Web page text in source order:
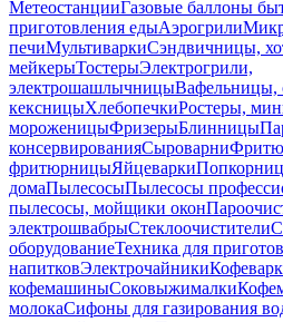
МетеостанцииГазовые баллоны
приготовления едыАэрогрили
печиМультиваркиСэндвичницы,
мейкерыТостерыЭлектрогрили,
электрошашлычницыВафельницы,
кексницыХлебопечкиРостеры,
мороженицыФризерыБлинницы
консервированияСыроварни
фритюрницыЯйцеварки
домаПылесосыПылесосы
пылесосы, мойщики окон
электрошвабрыСтеклоочистители
оборудованиеТехника для
напитковЭлектрочайники
кофемашиныСоковыжималки
молокаСифоны для газирования